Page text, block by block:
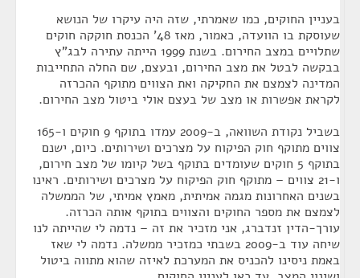
בעניין החוקים, כמו שאמרתי, שזה היה עיקרו של הנושא
שעוסקת בו הוועדה, כאמור, מאז 48' הכנסת חוקקה חוקים
שתלויים במצב החירום. בשנת 1999 הייתה עתירה לבג"ץ
בבקשה לבטל את מצב החירום, ובעצם, שם החלה התחייבות
המדינה לצמצם את החקיקה ואת הצווים מתוקף ההכרזה
לקראת אפשרות או מצב של בעצם אולי ביטול מצב החירום.
בשביל נקודת השוואה, ב-2009 עמדו בתוקף 9 חוקים ו-165
צווים מתוקף חוק הפיקוח על מצרכים ושירותים. כיום, ישנם
בתוקף 5 חוקים שעומדים בתוקף בשל קיומו של מצב חירום,
ו-21 צווים – מתוקף חוק הפיקוח על מצרכים ושירותים. ראינו
בשנים האחרונות מגמה אמיתית, מאמץ אמיתי, של הממשלה
לצמצם את מספר החוקים והצווים בתוקף אותה הכרזה.
עורך-הדין זנדברג, אני מזכיר את זה – נדמה לי שהייתה לנו
שיחה עוד ב-2009 בשבתי כמזכיר ממשלה. נדמה לי שאז
באמת ניסינו להכניס את המערכת לאיזה שהוא מתווה ביטול